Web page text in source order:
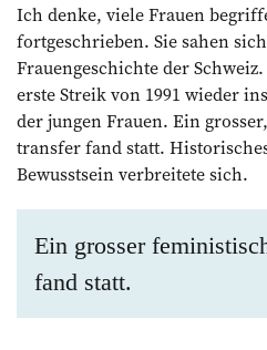
Ich denke, viele Frauen
fortgeschrieben. Sie sahen
Frauengeschichte der
erste Streik von 1991 wieder
der jungen Frauen. Ein
transfer fand statt.
Bewusstsein verbreitete sich.
Ein grosser
fand statt.